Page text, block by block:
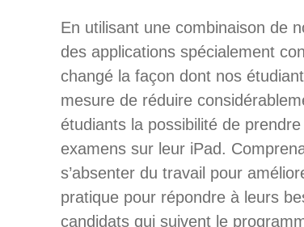
En utilisant une combinaison de
des applications spécialement
changé la façon dont nos
mesure de réduire
étudiants la possibilité de
examens sur leur iPad.
s’absenter du travail pour
pratique pour répondre à leurs
candidats qui suivent le